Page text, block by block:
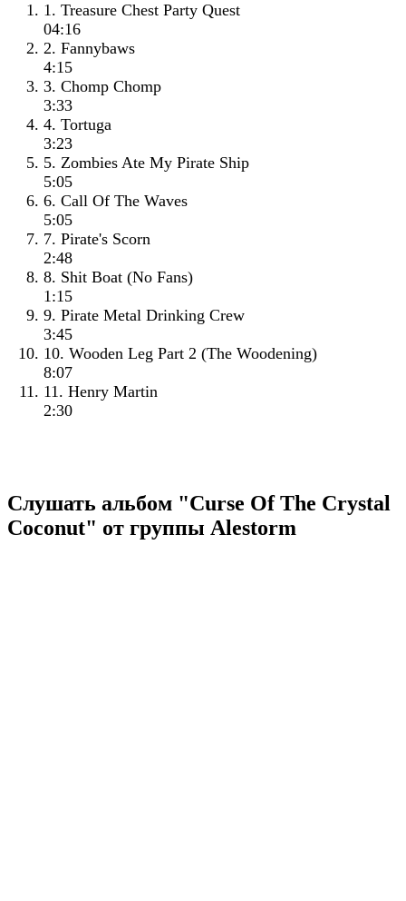
1. Treasure Chest Party Quest
04:16
2. Fannybaws
4:15
3. Chomp Chomp
3:33
4. Tortuga
3:23
5. Zombies Ate My Pirate Ship
5:05
6. Call Of The Waves
5:05
7. Pirate's Scorn
2:48
8. Shit Boat (No Fans)
1:15
9. Pirate Metal Drinking Crew
3:45
10. Wooden Leg Part 2 (The Woodening)
8:07
11. Henry Martin
2:30
Слушать альбом "Curse Of The Crystal
Coconut" от группы Alestorm